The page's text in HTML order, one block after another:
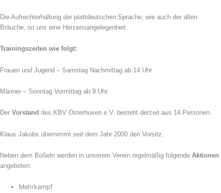
Die Aufrechterhaltung der plattdeutschen Sprache, wie auch der alten
Bräuche, ist uns eine Herzensangelegenheit.
Trainingszeiten wie folgt:
Frauen und Jugend – Samstag Nachmittag ab 14 Uhr
Männer – Sonntag Vormittag ab 9 Uhr
Der Vorstand des KBV Osterhusen e.V. besteht derzeit aus 14 Personen.
Klaus Jakobs übernimmt seit dem Jahr 2000 den Vorsitz.
Neben dem Boßeln werden in unserem Verein regelmäßig folgende Aktionen
angeboten:
Mehrkampf